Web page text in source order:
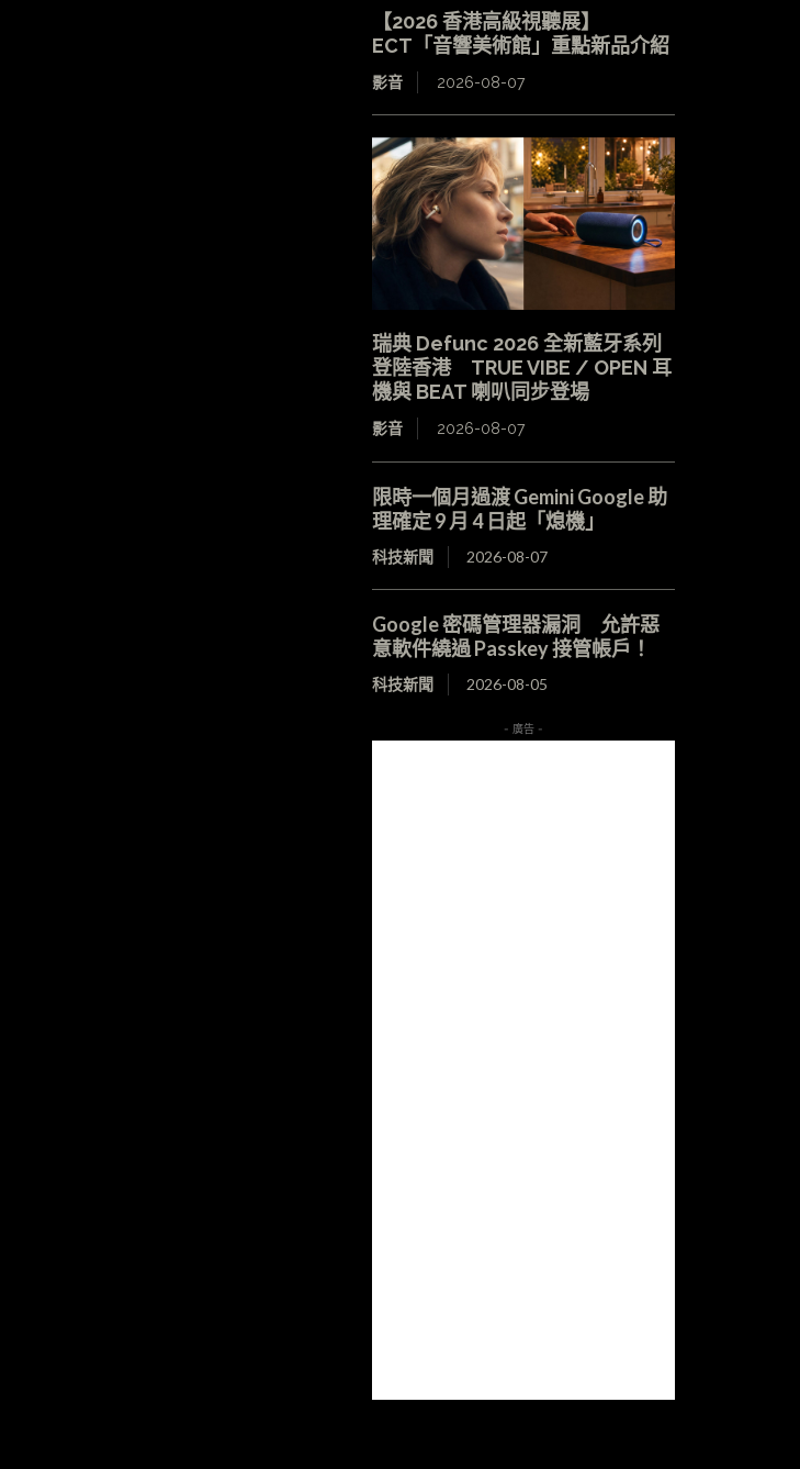
【2026 香港高級視聽展】
ECT「音響美術館」重點新品介紹
影音 2026-08-07
瑞典 Defunc 2026 全新藍牙系列
登陸香港 TRUE VIBE / OPEN 耳
機與 BEAT 喇叭同步登場
影音 2026-08-07
限時一個月過渡 Gemini Google 助
理確定 9 月 4 日起「熄機」
科技新聞 2026-08-07
Google 密碼管理器漏洞 允許惡
意軟件繞過 Passkey 接管帳戶！
科技新聞 2026-08-05
- 廣告 -